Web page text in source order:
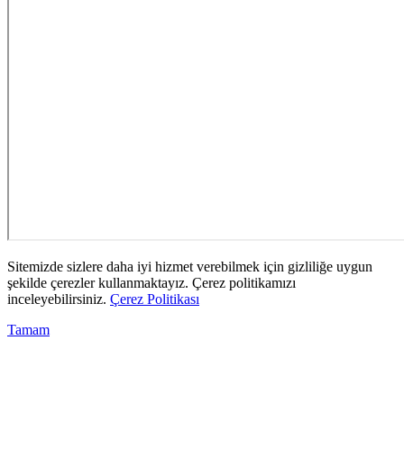
Sitemizde sizlere daha iyi hizmet verebilmek için gizliliğe uygun
şekilde çerezler kullanmaktayız. Çerez politikamızı
inceleyebilirsiniz. Çerez Politikası
Tamam